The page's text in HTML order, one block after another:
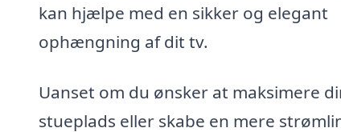
kan hjælpe med en sikker og elegant
ophængning af dit tv.
Uanset om du ønsker at maksimere
stueplads eller skabe en mere